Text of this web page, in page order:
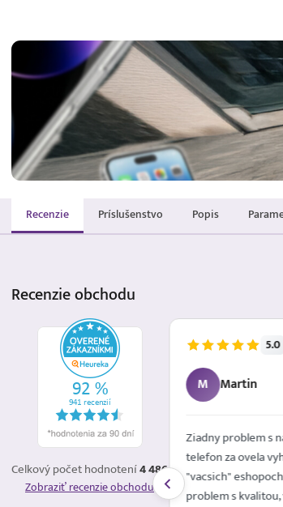
Recenzie Príslušenstvo Popis
Recenzieobchodu
Celkový počet hodnotení4 486
Zobraziť recenzie obchodu
5.8.2026
Spokojna
5.0
M Martin
Ziadny problem s
telefon za ovela
"vacsich"
problem s